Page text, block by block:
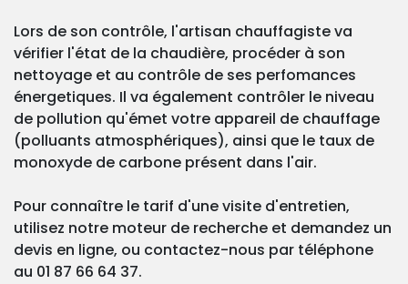
Lors de son contrôle, l'artisan chauffagiste va
vérifier l'état de la chaudière, procéder à son
nettoyage et au contrôle de ses perfomances
énergetiques. Il va également contrôler le niveau
de pollution qu'émet votre appareil de chauffage
(polluants atmosphériques), ainsi que le taux de
monoxyde de carbone présent dans l'air.
Pour connaître le tarif d'une visite d'entretien,
utilisez notre moteur de recherche et demandez un
devis en ligne, ou contactez-nous par téléphone
au 01 87 66 64 37.